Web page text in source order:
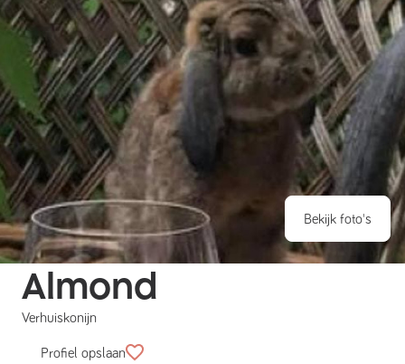
Bekijk foto's
Almond
Verhuiskonijn
Profiel opslaan